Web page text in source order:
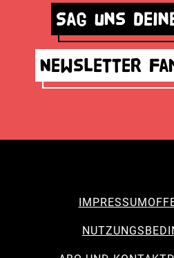
Sag uns
Newsletter
IMPRESSUM